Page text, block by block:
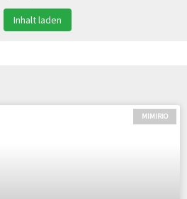
Inhalt laden
MIMIRIO